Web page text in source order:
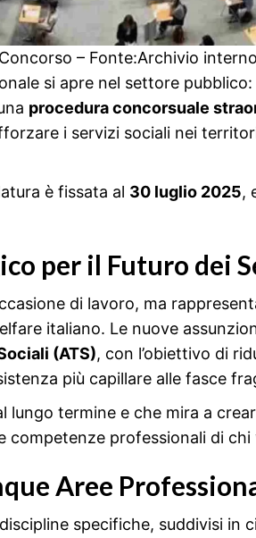
– Fonte:Archivio interno
si apre nel settore
procedura concorsuale
i servizi sociali nei
è fissata al 30 luglio 2025,
per il Futuro dei
di lavoro, ma
italiano. Le nuove
(ATS), con l’obiettivo di
più capillare alle fasce
lungo termine e che mira a
competenze professionali di
Aree
specifiche, suddivisi in